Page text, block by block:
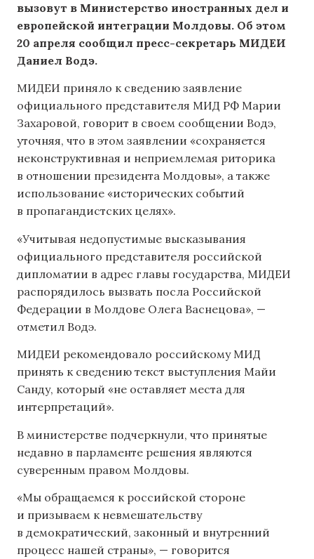
вызовут в Министерство иностранных дел и
европейской интеграции Молдовы. Об этом
20 апреля сообщил пресс-секретарь МИДЕИ
Даниел Водэ.
МИДЕИ приняло к сведению заявление
официального представителя МИД РФ Марии
Захаровой, говорит в своем сообщении Водэ,
уточняя, что в этом заявлении «сохраняется
неконструктивная и неприемлемая риторика
в отношении президента Молдовы», а также
использование «исторических событий
в пропагандистских целях».
«Учитывая недопустимые высказывания
официального представителя российской
дипломатии в адрес главы государства, МИДЕИ
распорядилось вызвать посла Российской
Федерации в Молдове Олега Васнецова», —
отметил Водэ.
МИДЕИ рекомендовало российскому МИД
принять к сведению текст выступления Майи
Санду, который «не оставляет места для
интерпретаций».
В министерстве подчеркнули, что принятые
недавно в парламенте решения являются
суверенным правом Молдовы.
«Мы обращаемся к российской стороне
и призываем к невмешательству
в демократический, законный и внутренний
процесс нашей страны», — говорится